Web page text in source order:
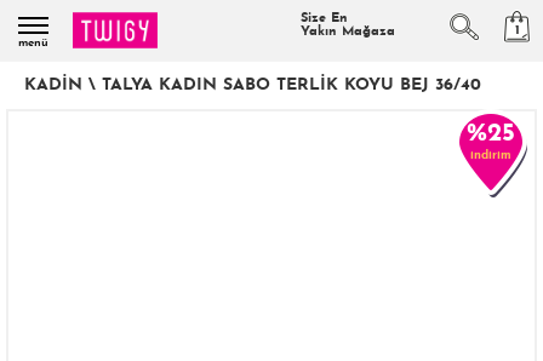
menü
Size En
Yakın Mağaza
1
KADIN \ TALYA KADIN SABO TERLIK KOYU BEJ 36/40
%25
indirim